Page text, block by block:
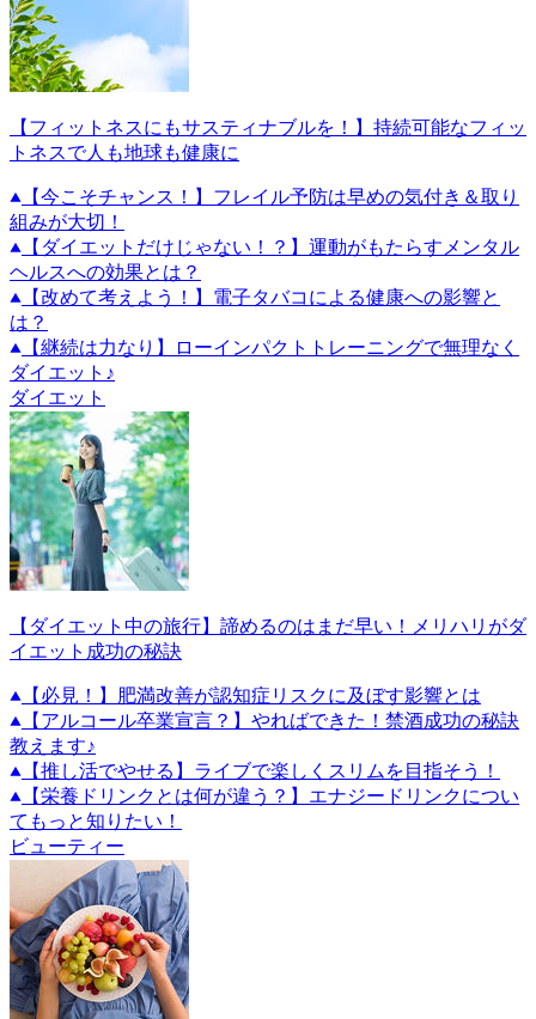
【フィットネスにもサスティナブルを！】持続可能なフィッ
トネスで人も地球も健康に
【今こそチャンス！】フレイル予防は早めの気付き＆取り
組みが大切！
【ダイエットだけじゃない！？】運動がもたらすメンタル
ヘルスへの効果とは？
【改めて考えよう！】電子タバコによる健康への影響と
は？
【継続は力なり】ローインパクトトレーニングで無理なく
ダイエット♪
ダイエット
【ダイエット中の旅行】諦めるのはまだ早い！メリハリがダ
イエット成功の秘訣
【必見！】肥満改善が認知症リスクに及ぼす影響とは
【アルコール卒業宣言？】やればできた！禁酒成功の秘訣
教えます♪
【推し活でやせる】ライブで楽しくスリムを目指そう！
【栄養ドリンクとは何が違う？】エナジードリンクについ
てもっと知りたい！
ビューティー